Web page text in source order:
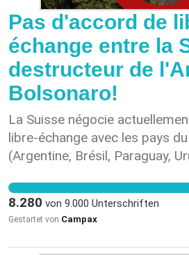
Pas d'accord de
échange entre la
destructeur de
Bolsonaro!
La Suisse négocie
libre-échange avec les pays
(Argentine, Brésil, Paraguay,
parvenir à un accord sur le
initié a même rapporté que "
presse ont déjà été écrits"! ¹ Il
8.280 von 9.000 Unterschriften
Gestartet von Campax